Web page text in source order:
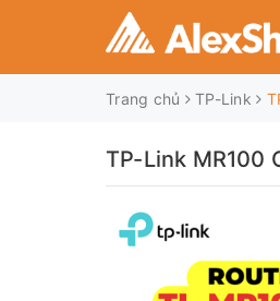
Trang chủ TP-Link
TP-Link MR100